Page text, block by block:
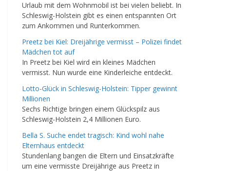
Urlaub mit dem Wohnmobil ist bei vielen beliebt. In
Schleswig-Holstein gibt es einen entspannten Ort
zum Ankommen und Runterkommen.
Preetz bei Kiel: Dreijährige vermisst – Polizei findet
Mädchen tot auf
In Preetz bei Kiel wird ein kleines Mädchen
vermisst. Nun wurde eine Kinderleiche entdeckt.
Lotto-Glück in Schleswig-Holstein: Tipper gewinnt
Millionen
Sechs Richtige bringen einem Glückspilz aus
Schleswig-Holstein 2,4 Millionen Euro.
Bella S. Suche endet tragisch: Kind wohl nahe
Elternhaus entdeckt
Stundenlang bangen die Eltern und Einsatzkräfte
um eine vermisste Dreijährige aus Preetz in